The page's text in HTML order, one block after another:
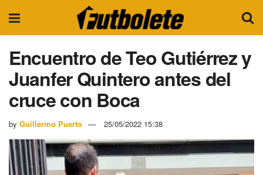
Encuentro de Teo Gutiérrez y
Juanfer Quintero antes del
cruce con Boca
by Guillermo Puerto 25/05/2022 15:38